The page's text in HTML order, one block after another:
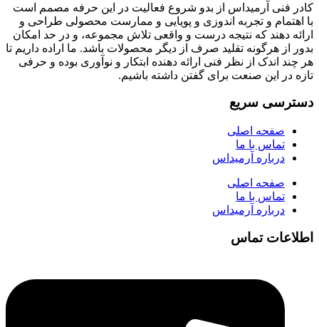
کادر فنی آرمیداس از بدو شروع فعالیت در این حرفه مصمم است
با اهتمام و تجربه اندوزی و پویایی و ممارست محصولی طراحی و
ارائه دهند که نتیجه درست و واقعی تلاش مجموعه، و در حد امکان
بدور از هرگونه تقلید صرف از دیگر محصولات باشد. ما اراده داریم تا
هر چند اندک از نظر فنی ارائه دهنده ابتکار و نوآوری بوده و حرفی
تازه در این صنعت برای گفتن داشته باشیم.
دسترسی سریع
صفحه اصلی
تماس با ما
درباره آرمیداس
صفحه اصلی
تماس با ما
درباره آرمیداس
اطلاعات تماس